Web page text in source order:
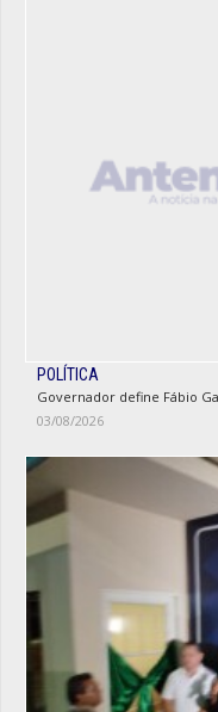
POLÍTICA
Governador define Fábio
03/08/2026